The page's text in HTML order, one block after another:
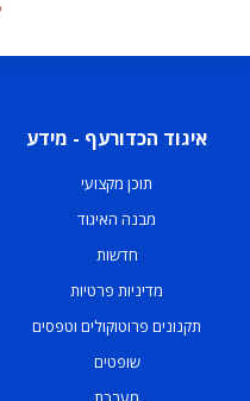
איגוד הכדורעף - מידע
תוכן מקצועי
מבנה האיגוד
חדשות
מדיניות פרטיות
תקנונים פרוטוקולים וטפסים
שופטים